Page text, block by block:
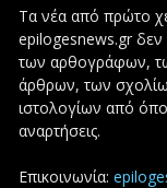
Τα νέα από πρώτο
epilogesnews.gr δεν
των αρθογράφων,
άρθρων, των
ιστολογίων από
αναρτήσεις.
Επικοινωνία: